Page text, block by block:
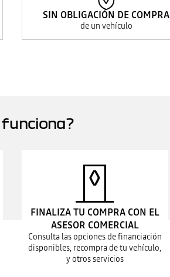
SIN OBLIGACIÓN DE COMPRA
de un vehículo
funciona?
FINALIZA TU COMPRA CON EL
ASESOR COMERCIAL
Consulta las opciones de financiación
disponibles, recompra de tu vehículo,
y otros servicios